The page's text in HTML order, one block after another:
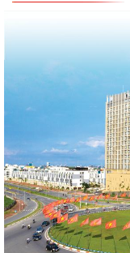
20/7/2026
Công khai tình hình
14/7/2026
Công khai tình hình
15/7/2026
Công khai tình hình
13/7/2026
Công khai tình hình